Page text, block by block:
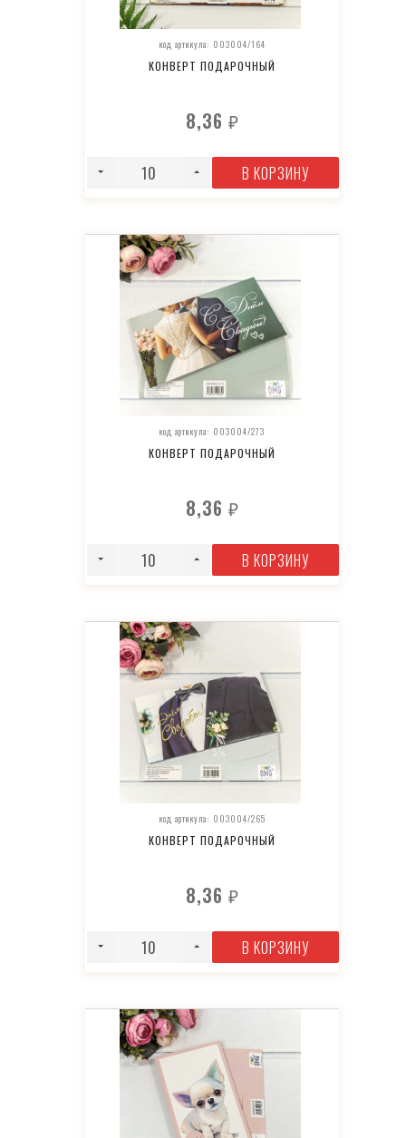
код артикула: 003004/164
КОНВЕРТ ПОДАРОЧНЫЙ
8,36 ₽
В КОРЗИНУ
код артикула: 003004/273
КОНВЕРТ ПОДАРОЧНЫЙ
8,36 ₽
В КОРЗИНУ
код артикула: 003004/265
КОНВЕРТ ПОДАРОЧНЫЙ
8,36 ₽
В КОРЗИНУ